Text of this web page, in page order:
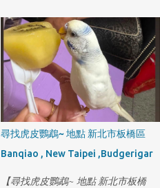
大學生機車停車場 2月14日 19:05 木
柵-動物園捷運站 2月14日 19:09 木
柵-新光路動物園公務門 2月14日 19:13
木柵-捷運木柵機廠停車場 2月14日
19:56 木柵-風洞石頭公 2月14日 20:21
木柵-國3甲南下21公里撞擊小狗事件
2月14日 20:55 木柵-木柵路四段與木
柵交流道/信義快T型路口過馬路 #2月
16日再更新最新下落 旺旺 2月14日晚
懇請木柵的朋友們幫我協尋 一下旺旺
4903結尾 一起生活了14年 跟家人一樣
想請有緣人如果有發現綠色和尚鸚鵡
懇請私訊我 可以的話請先幫我收留他
🙏 非常感謝大家的幫忙，謝謝大家🥹
尋找虎皮鸚鵡~ 地點 新北市板橋區
Banqiao , New Taipei ,Budgerigar
【尋找虎皮鸚鵡~ 地點 新北市板橋